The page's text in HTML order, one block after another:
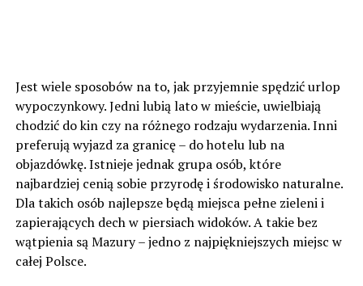
Jest wiele sposobów na to, jak przyjemnie spędzić urlop
wypoczynkowy. Jedni lubią lato w mieście, uwielbiają
chodzić do kin czy na różnego rodzaju wydarzenia. Inni
preferują wyjazd za granicę – do hotelu lub na
objazdówkę. Istnieje jednak grupa osób, które
najbardziej cenią sobie przyrodę i środowisko naturalne.
Dla takich osób najlepsze będą miejsca pełne zieleni i
zapierających dech w piersiach widoków. A takie bez
wątpienia są Mazury – jedno z najpiękniejszych miejsc w
całej Polsce.